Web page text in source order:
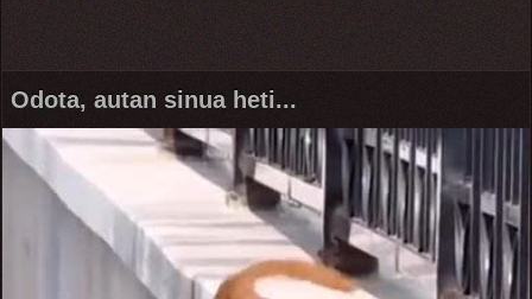
Odota, autan sinua heti...